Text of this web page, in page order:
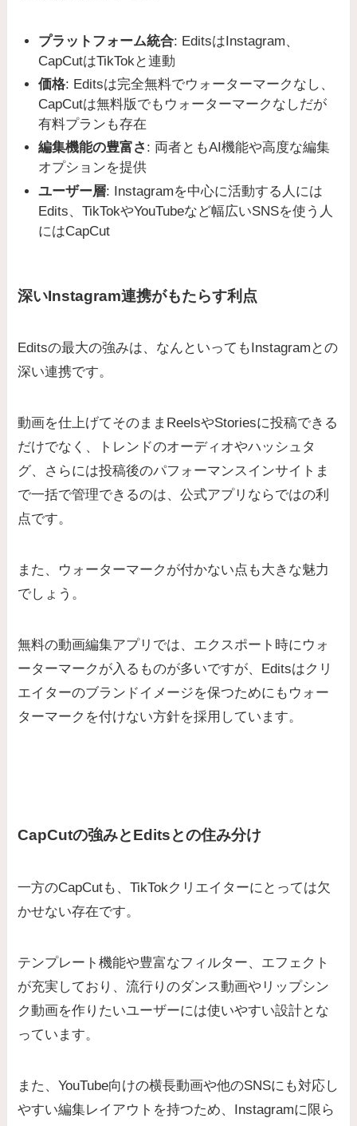
プラットフォーム統合: EditsはInstagram、
CapCutはTikTokと連動
価格: Editsは完全無料でウォーターマークなし、
CapCutは無料版でもウォーターマークなしだが
有料プランも存在
編集機能の豊富さ : 両者ともAI機能や高度な編集
オプションを提供
ユーザー層: Instagramを中心に活動する人には
Edits、TikTokやYouTubeなど幅広いSNSを使う人
にはCapCut
深いInstagram連携がもたらす利点
Editsの最大の強みは、なんといってもInstagramとの
深い連携です。
動画を仕上げてそのままReelsやStoriesに投稿できる
だけでなく、トレンドのオーディオやハッシュタ
グ、さらには投稿後のパフォーマンスインサイトま
で一括で管理できるのは、公式アプリならではの利
点です。
また、ウォーターマークが付かない点も大きな魅力
でしょう。
無料の動画編集アプリでは、エクスポート時にウォ
ーターマークが入るものが多いですが、Editsはクリ
エイターのブランドイメージを保つためにもウォー
ターマークを付けない方針を採用しています。
CapCutの強みとEditsとの住み分け
一方のCapCutも、TikTokクリエイターにとっては欠
かせない存在です。
テンプレート機能や豊富なフィルター、エフェクト
が充実しており、流行りのダンス動画やリップシン
ク動画を作りたいユーザーには使いやすい設計とな
っています。
また、YouTube向けの横長動画や他のSNSにも対応し
やすい編集レイアウトを持つため、Instagramに限ら